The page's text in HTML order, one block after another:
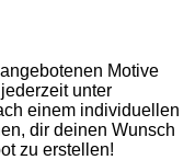
Motive
unter
einem individuellen
dir deinen Wunsch
zu erstellen!